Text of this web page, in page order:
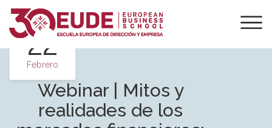
22
Febrero
Webinar | Mitos y
realidades de los